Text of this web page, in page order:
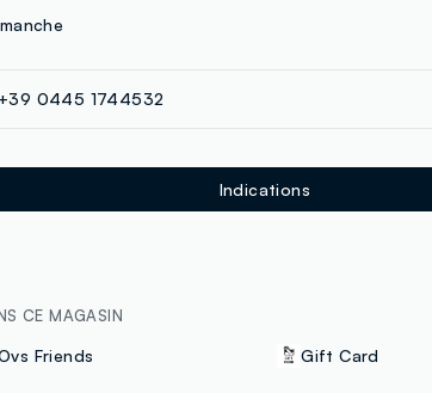
+39 0445 1744532
Indications
CE MAGASIN
Friends Gift Card